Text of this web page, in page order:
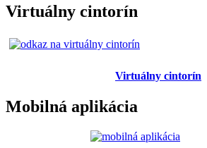
Virtuálny cintorín
Virtuálny cintorín
Mobilná aplikácia